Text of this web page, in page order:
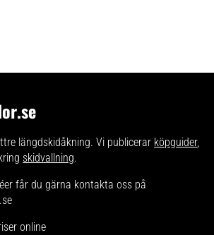
längdskidåkning. Vi publicerar köpguider,
skidvallning.
får du gärna kontakta oss på
online